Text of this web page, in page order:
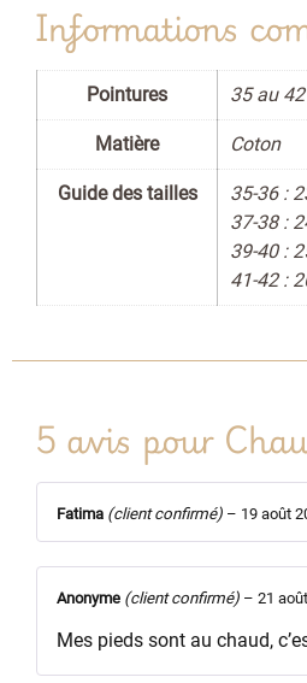
Informations
Pointures 35 au 42
Matière Coton
Guide des tailles
35-36 :
37-38 :
39-40 :
41-42 :
5 avis pour
Fatima (client confirmé) – 19 août
Anonyme (client confirmé) – 21
Mes pieds sont au chaud,